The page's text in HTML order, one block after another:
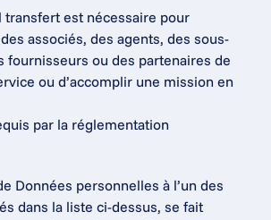
transfert est nécessaire pour
associés, des agents, des sous-
fournisseurs ou des partenaires de
ou d’accomplir une mission en
par la réglementation
Données personnelles à l’un des
dans la liste ci-dessus, se fait